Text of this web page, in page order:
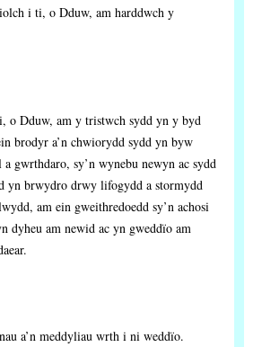
i ti, o Dduw, am harddwch y
o Dduw, am y tristwch sydd yn y byd
brodyr a’n chwiorydd sydd yn byw
gwrthdaro, sy’n wynebu newyn ac sydd
yn brwydro drwy lifogydd a stormydd
am ein gweithredoedd sy’n achosi
dyheu am newid ac yn gweddïo am
a’n meddyliau wrth i ni weddïo.